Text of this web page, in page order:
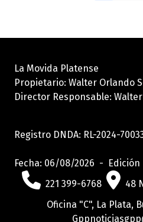
La Movida Platense
Propietario: Walter Orlando
Director Responsable:
Registro DNDA: RL-2024-
Fecha: 06/08/2026 - Edición
221 399-6768
48
Oficina "C", La Plata,